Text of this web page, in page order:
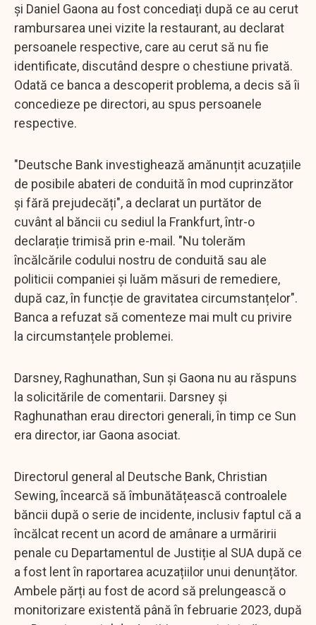
și Daniel Gaona au fost concediați după ce au cerut
rambursarea unei vizite la restaurant, au declarat
persoanele respective, care au cerut să nu fie
identificate, discutând despre o chestiune privată.
Odată ce banca a descoperit problema, a decis să îi
concedieze pe directori, au spus persoanele
respective.
"Deutsche Bank investighează amănunțit acuzațiile
de posibile abateri de conduită în mod cuprinzător
și fără prejudecăți", a declarat un purtător de
cuvânt al băncii cu sediul la Frankfurt, într-o
declarație trimisă prin e-mail. "Nu tolerăm
încălcările codului nostru de conduită sau ale
politicii companiei și luăm măsuri de remediere,
după caz, în funcție de gravitatea circumstanțelor".
Banca a refuzat să comenteze mai mult cu privire
la circumstanțele problemei.
Darsney, Raghunathan, Sun și Gaona nu au răspuns
la solicitările de comentarii. Darsney și
Raghunathan erau directori generali, în timp ce Sun
era director, iar Gaona asociat.
Directorul general al Deutsche Bank, Christian
Sewing, încearcă să îmbunătățească controalele
băncii după o serie de incidente, inclusiv faptul că a
încălcat recent un acord de amânare a urmăririi
penale cu Departamentul de Justiție al SUA după ce
a fost lent în raportarea acuzațiilor unui denunțător.
Ambele părți au fost de acord să prelungească o
monitorizare existentă până în februarie 2023, după